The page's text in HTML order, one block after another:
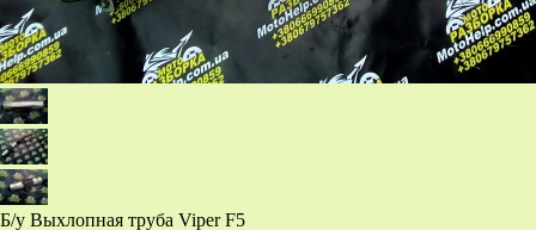
Б/у Выхлопная труба Viper F5